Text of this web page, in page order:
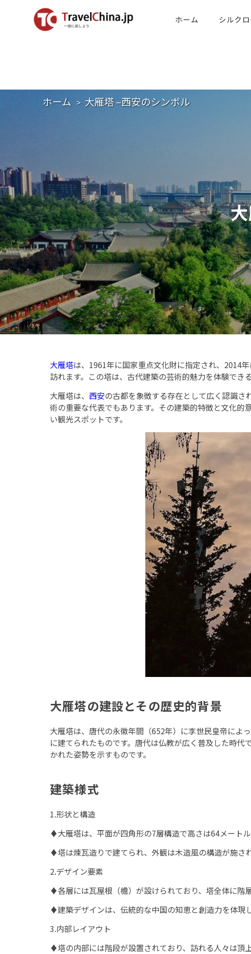
ホーム シルク
ホーム 大雁塔 –西安のシンボル
大雁塔は、1961年に国家重点文化財に指定され、2014
訪れます。この塔は、古代建築の芸術的魅力を体験でき
大雁塔は、 西安の古都を象徴する存在として広く認識
術の重要な代表でもあります。その建築的特徴と文化的
い観光スポットです。
大雁塔の建設とその歴史的背景
大雁塔は、唐代の永徽年間（652年）に李世民皇帝によ
に建てられたものです。唐代は仏教が広く普及した時
かれた姿勢を示すものです。
建築様式
1.形状と構造
♦大雁塔は、平面が四角形の7層構造で高さは64メート
♦塔は煉瓦造りで建てられ、外観は木造風の構造が施さ
2.デザイン要素
♦各層には瓦屋根（檐）が設けられており、塔全体に階
♦建築デザインは、伝統的な中国の知恵と創造力を体現
3.内部レイアウト
♦塔の内部には階段が設置されており、訪れる人々は頂